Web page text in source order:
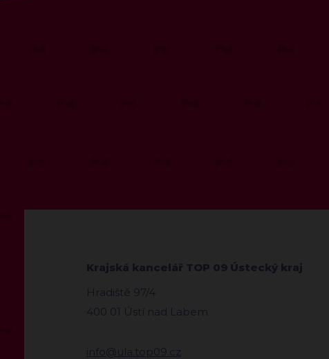
Krajská kancelář TOP 09 Ústecký kraj
Hradiště 97/4
400 01 Ústí nad Labem
info@ula.top09.cz